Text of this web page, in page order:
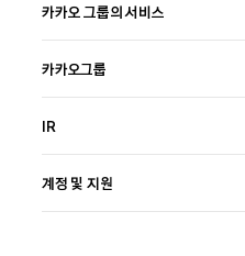
카카오 그룹의 서비스
카카오그룹
IR
계정 및 지원